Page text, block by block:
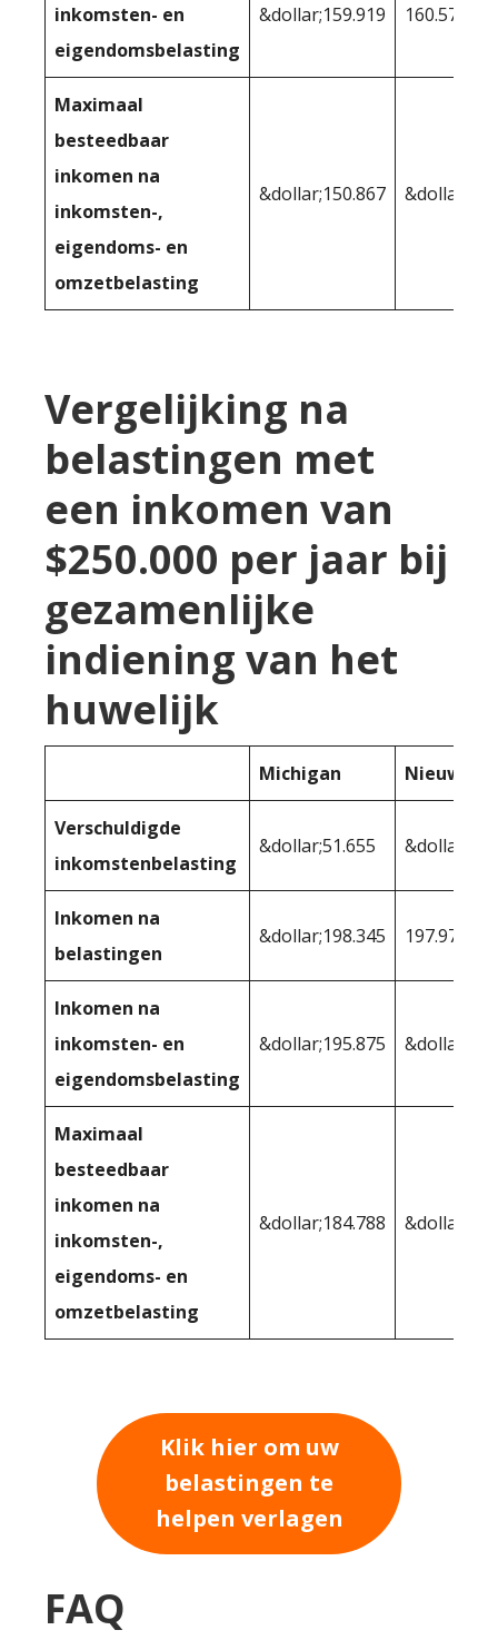
inkomsten- en
eigendomsbelasting
&dollar;159.919 160.578
Maximaal
besteedbaar
inkomen na
inkomsten-,
eigendoms- en
omzetbelasting
&dollar;150.867
Vergelijking na
belastingen met
een inkomen van
$250.000 per jaar bij
gezamenlijke
indiening van het
huwelijk
Michigan Nieuw-
Verschuldigde
inkomstenbelasting
&dollar;51.655
Inkomen na
belastingen
&dollar;198.345 197.972
Inkomen na
inkomsten- en
eigendomsbelasting
&dollar;195.875
Maximaal
besteedbaar
inkomen na
inkomsten-,
eigendoms- en
omzetbelasting
&dollar;184.788
Klik hier om uw
belastingen te
helpen verlagen
FAQ